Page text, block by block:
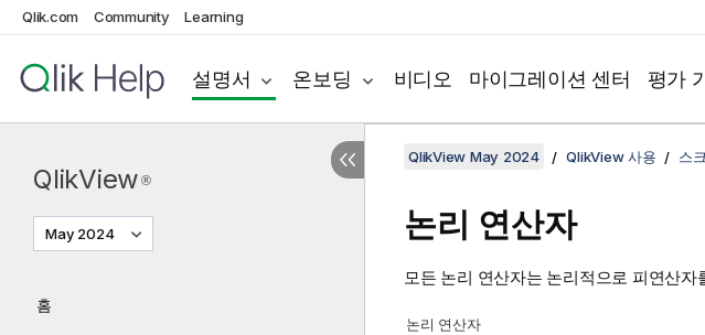
Qlik.com Community Learning
설명서 온보딩 비디오 마이그레이션 센터 평가
QlikView ®
May 2024
홈
QlikView May 2024 QlikView 사용 스
논리 연산자
모든 논리 연산자는 논리적으로 피연산자
논리 연산자